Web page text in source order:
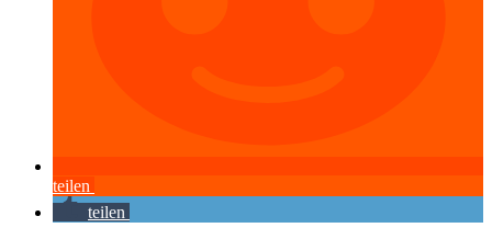
teilen
teilen